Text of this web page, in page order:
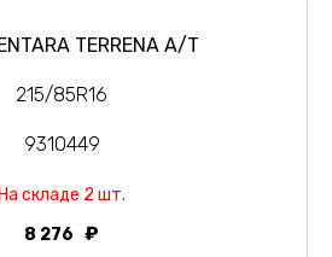
TERRENA A/T
215/85R16
9310449
На складе 2 шт.
8 276